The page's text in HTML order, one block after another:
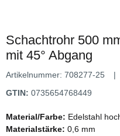
Schachtrohr 500
mit 45° Abgang
Artikelnummer: 708277-25
GTIN: 0735654768449
Material/Farbe: Edelstahl
Materialstärke: 0,6 mm